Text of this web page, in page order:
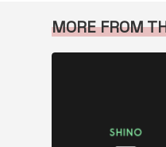
MORE FROM